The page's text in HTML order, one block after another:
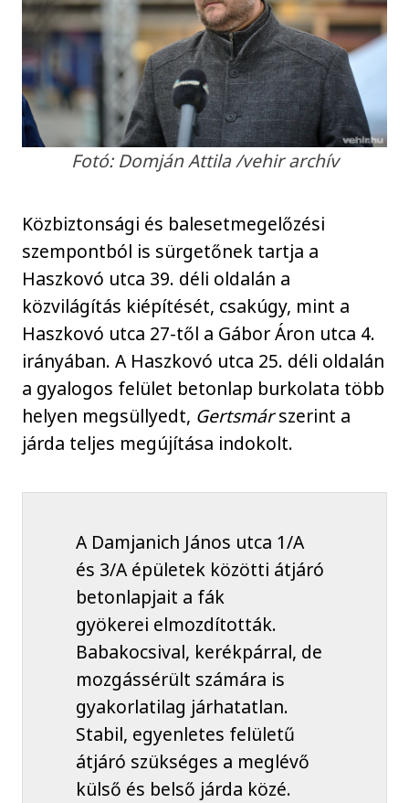
Fotó: Domján Attila /vehir archív
Közbiztonsági és balesetmegelőzési
szempontból is sürgetőnek tartja a
Haszkovó utca 39. déli oldalán a
közvilágítás kiépítését, csakúgy, mint a
Haszkovó utca 27-től a Gábor Áron utca 4.
irányában. A Haszkovó utca 25. déli oldalán
a gyalogos felület betonlap burkolata több
helyen megsüllyedt, Gertsmárszerint a
járda teljes megújítása indokolt.
A Damjanich János utca 1/A
és 3/A épületek közötti átjáró
betonlapjait a fák
gyökerei elmozdították.
Babakocsival, kerékpárral, de
mozgássérült számára is
gyakorlatilag járhatatlan.
Stabil, egyenletes felületű
átjáró szükséges a meglévő
külső és belső járda közé.